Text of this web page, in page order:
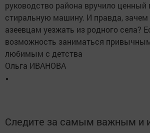
руководство района вручило ценный
стиральную машину. И правда,
азеевцам уезжать из родного села?
возможность заниматься
любимым с детства
Ольга ИВАНОВА
Следите за самым важным и